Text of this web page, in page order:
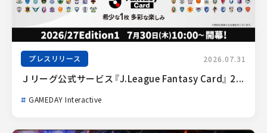
プレスリリース 2026.07.31
Ｊリーグ公式サービス『J.League Fantasy Card』 2...
GAMEDAY Interactive